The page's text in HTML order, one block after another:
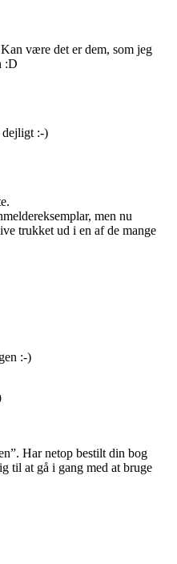
være det er dem, som jeg
:D
dejligt :-)
men nu
trukket ud i en af de mange
:-)
Har netop bestilt din bog
til at gå i gang med at bruge